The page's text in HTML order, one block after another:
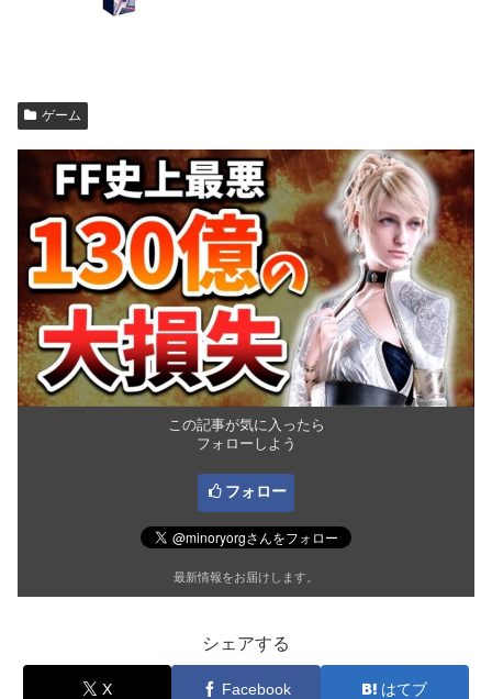
ゲーム
この記事が気に入ったら
フォローしよう
フォロー
最新情報をお届けします。
シェアする
X Facebook はてブ